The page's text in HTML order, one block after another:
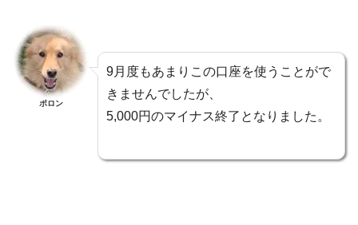
ポロン
9月度もあまりこの口座を使うことがで
きませんでしたが、
5,000円のマイナス終了となりました。